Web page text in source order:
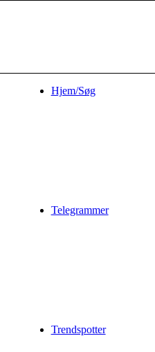
Hjem/Søg
Telegrammer
Trendspotter